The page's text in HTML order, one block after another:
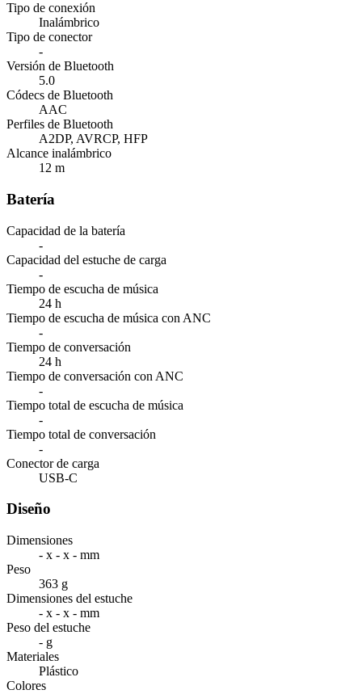
Tipo de conexión
Inalámbrico
Tipo de conector
-
Versión de Bluetooth
5.0
Códecs de Bluetooth
AAC
Perfiles de Bluetooth
A2DP, AVRCP, HFP
Alcance inalámbrico
12 m
Batería
Capacidad de la batería
-
Capacidad del estuche de carga
-
Tiempo de escucha de música
24 h
Tiempo de escucha de música con ANC
-
Tiempo de conversación
24 h
Tiempo de conversación con ANC
-
Tiempo total de escucha de música
-
Tiempo total de conversación
-
Conector de carga
USB-C
Diseño
Dimensiones
- x - x - mm
Peso
363 g
Dimensiones del estuche
- x - x - mm
Peso del estuche
- g
Materiales
Plástico
Colores